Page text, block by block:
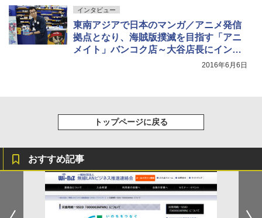
インタビュー
東南アジアで日本のマンガ／アニメ発信
拠点となり、海賊版撲滅を目指す「アニ
メイト」バンコク店～大谷店長にインタ
2016年6月6日
トップページに戻る
おすすめ記事